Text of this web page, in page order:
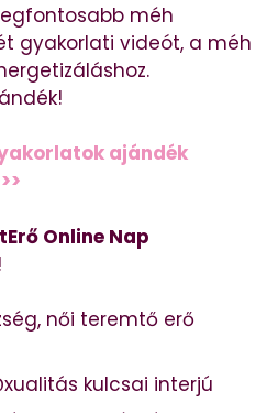
méh
gyakorlati videót, a méh
ajándék
Online Nap
női teremtő erő
kulcsai interjú